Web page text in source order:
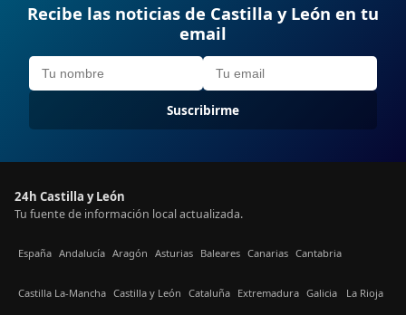
Recibe las noticias de Castilla y León en tu
email
Suscribirme
24h Castilla y León
Tu fuente de información local actualizada.
España Andalucía Aragón Asturias Baleares Canarias Cantabria
Castilla La-Mancha Castilla y León Cataluña Extremadura Galicia La Rioja